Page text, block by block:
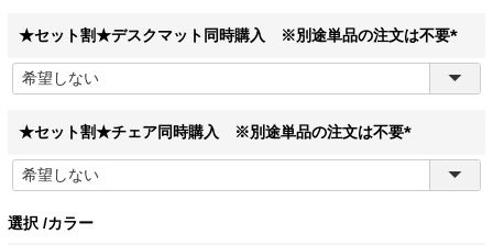
)
★セット割★デスクマット同時購入 ※別途単品の注文は不要
(
必
★セット割★チェア同時購入 ※別途単品の注文は不要
(
選択
カラー